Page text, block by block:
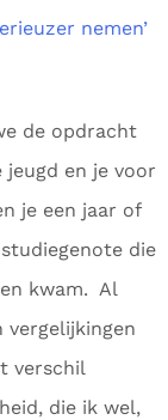
nemen’
de opdracht
en je voor
je een jaar of
die
kwam. Al
vergelijkingen
verschil
die ik wel,